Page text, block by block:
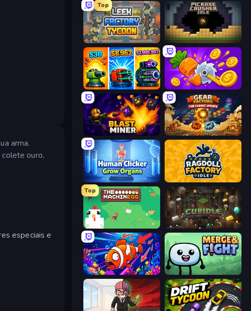
arma.
ouro,
especiais e
Top
Leek Factory Tycoon Pickaxe Crusher Idle
Pumpkin Defense: Merge Cannon Farm Ring Idle
Blast Miner Gear Factory
Human Clicker: Grow Organs Ragdoll Factory Idle
Top
The MachinEGG Cubidle
Fish Catch Idle Merge & Fight